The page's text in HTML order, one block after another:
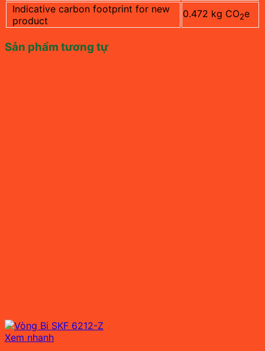
Indicative carbon footprint for new
product
0.472 kg CO2e
Sản phẩm tương tự
Xem nhanh